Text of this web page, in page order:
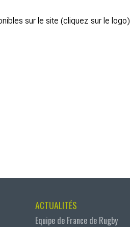
sur le site (cliquez sur le logo)
ACTUALITÉS
Equipe de France de Rugby